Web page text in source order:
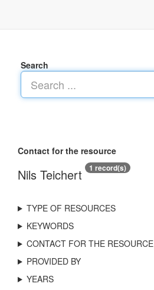
Search
Contact for the resource
Nils Teichert 1 record(s)
TYPE OF RESOURCES
KEYWORDS
CONTACT FOR THE RESOURCE
PROVIDED BY
YEARS